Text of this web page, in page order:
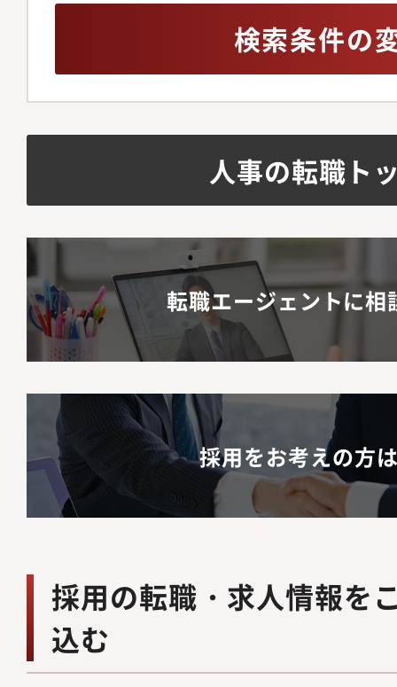
検索条件の
人事の転職ト
転職エージェントに相
採用をお考えの方
採用の転職・求人情報を
込む